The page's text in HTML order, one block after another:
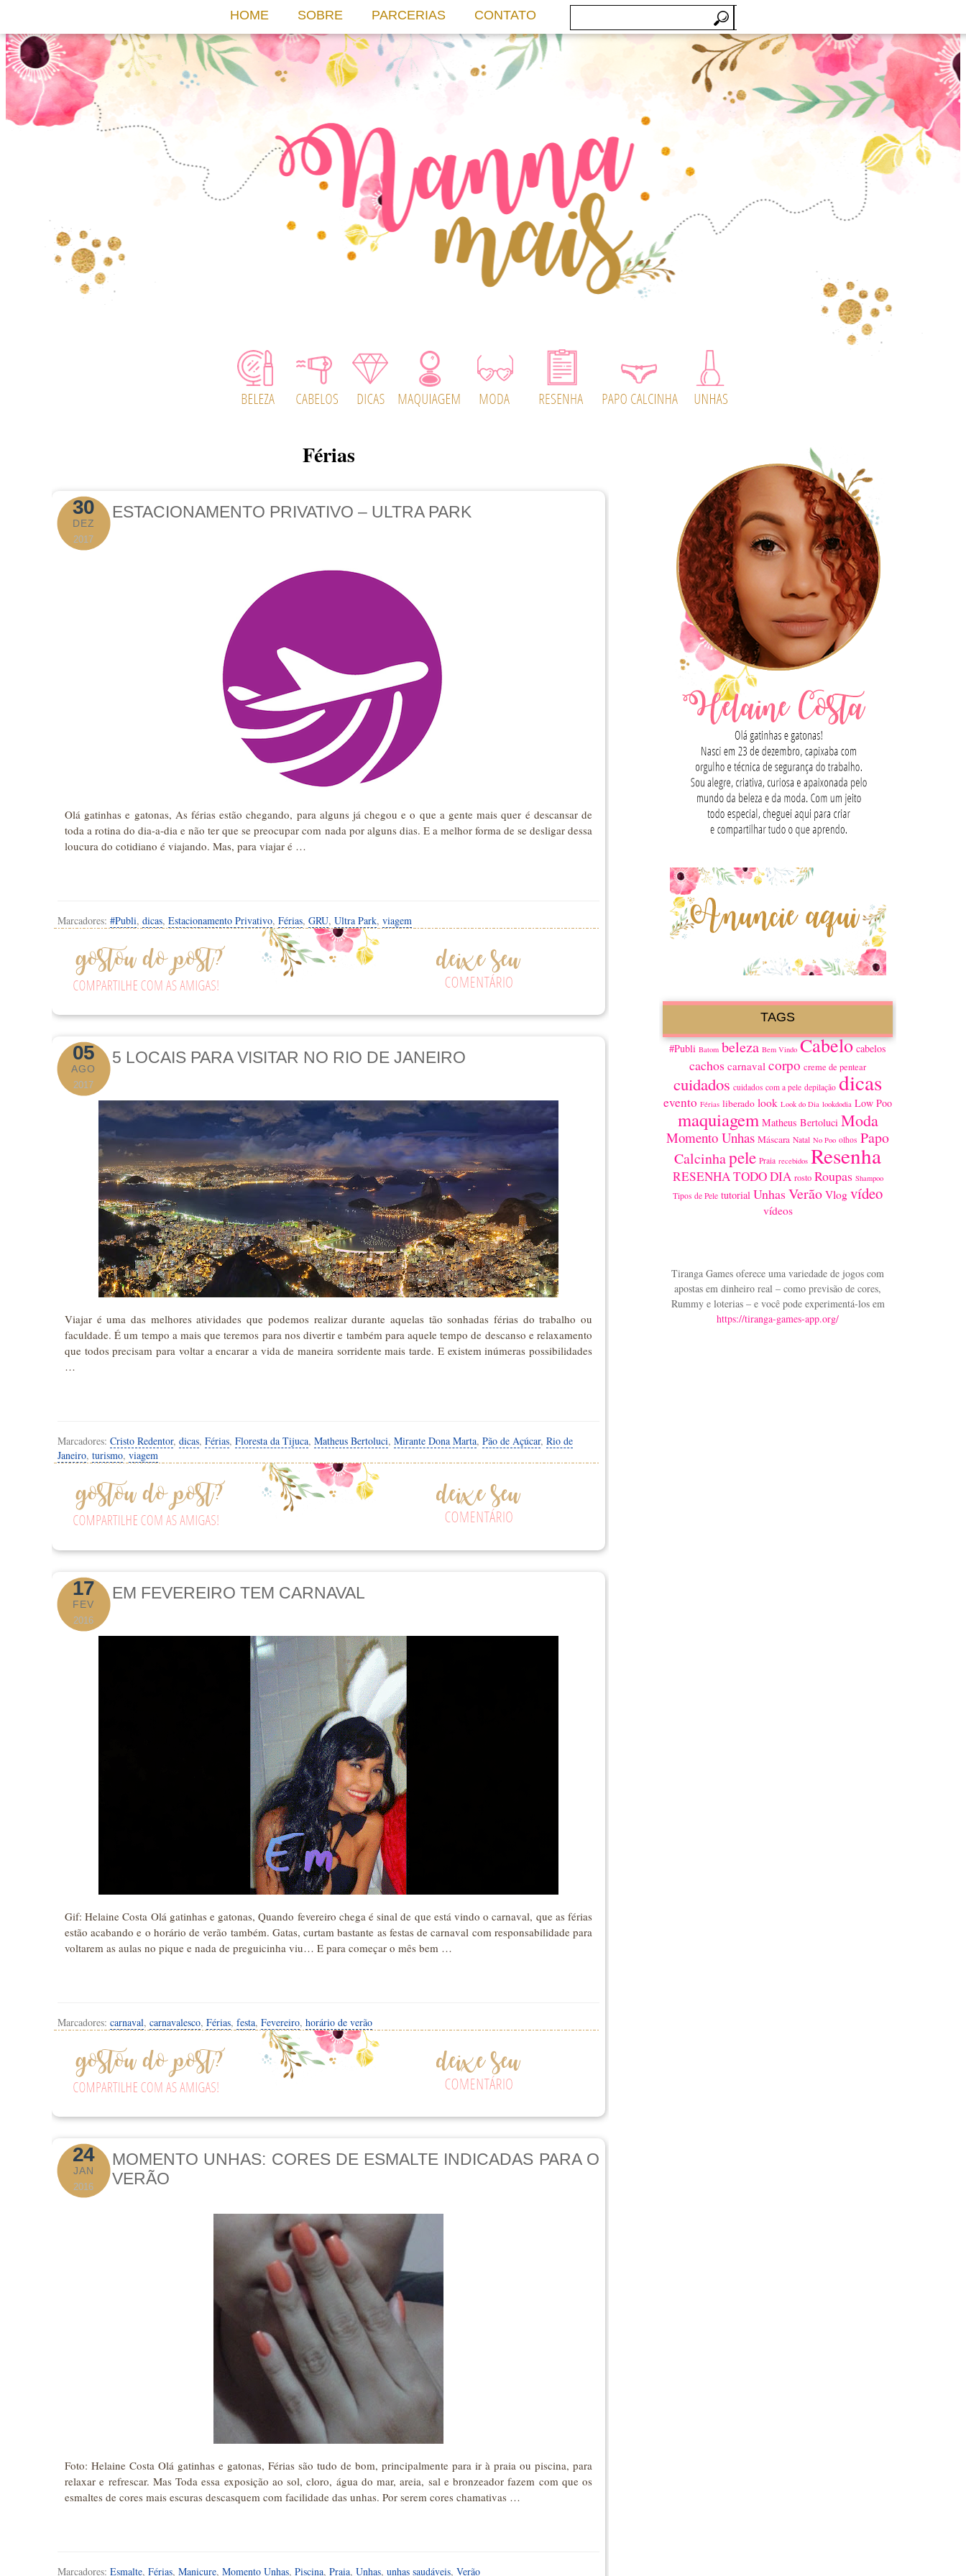
Férias
30
DEZ
2017
ESTACIONAMENTO PRIVATIVO – ULTRA PARK
Olá gatinhas e gatonas, As férias estão chegando, para alguns já chegou e o que a gente mais quer é descansar de
toda a rotina do dia-a-dia e não ter que se preocupar com nada por alguns dias. E a melhor forma de se desligar dessa
loucura do cotidiano é viajando. Mas, para viajar é …
Marcadores: #Publi, dicas, Estacionamento Privativo, Férias, GRU, Ultra Park, viagem
05
AGO
2017
5 LOCAIS PARA VISITAR NO RIO DE JANEIRO
Viajar é uma das melhores atividades que podemos realizar durante aquelas tão sonhadas férias do trabalho ou
faculdade. É um tempo a mais que teremos para nos divertir e também para aquele tempo de descanso e relaxamento
que todos precisam para voltar a encarar a vida de maneira sorridente mais tarde. E existem inúmeras possibilidades
…
Marcadores: Cristo Redentor, dicas, Férias, Floresta da Tijuca, Matheus Bertoluci, Mirante Dona Marta, Pão de Açúcar, Rio de
Janeiro, turismo, viagem
17
FEV
2016
EM FEVEREIRO TEM CARNAVAL
Gif: Helaine Costa Olá gatinhas e gatonas, Quando fevereiro chega é sinal de que está vindo o carnaval, que as férias
estão acabando e o horário de verão também. Gatas, curtam bastante as festas de carnaval com responsabilidade para
voltarem as aulas no pique e nada de preguicinha viu… E para começar o mês bem …
Marcadores: carnaval, carnavalesco, Férias, festa, Fevereiro, horário de verão
24
JAN
2016
MOMENTO UNHAS: CORES DE ESMALTE INDICADAS PARA O
VERÃO
Foto: Helaine Costa Olá gatinhas e gatonas, Férias são tudo de bom, principalmente para ir à praia ou piscina, para
relaxar e refrescar. Mas Toda essa exposição ao sol, cloro, água do mar, areia, sal e bronzeador fazem com que os
esmaltes de cores mais escuras descasquem com facilidade das unhas. Por serem cores chamativas …
Marcadores: Esmalte, Férias, Manicure, Momento Unhas, Piscina, Praia, Unhas, unhas saudáveis, Verão
TAGS
#Publi Batom beleza Bem Vindo Cabelo cabelos
cachos carnaval corpo creme de pentear
cuidados cuidados com a pele depilação dicas
evento Férias liberado look Look do Dia lookdodia Low Poo
maquiagem Matheus Bertoluci Moda
Momento Unhas Máscara Natal No Poo olhos Papo
Calcinhapele Praia recebidos Resenha
RESENHA TODO DIA rosto Roupas Shampoo
Tipos de Pele tutorial Unhas Verão Vlog vídeo
vídeos
Tiranga Games oferece uma variedade de jogos com
apostas em dinheiro real – como previsão de cores,
Rummy e loterias – e você pode experimentá-los em
https://tiranga-games-app.org/
HOME SOBRE PARCERIAS CONTATO